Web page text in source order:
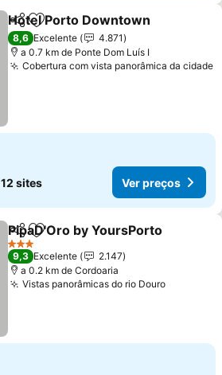
PartilharAdicionar aos favoritos
Hotel Porto Downtown
8,6 Excelente
4.871
a 0.7 km de Ponte Dom Luís I
Cobertura com vista panorâmica da cidade
12 sites Ver preços
PartilharAdicionar aos favoritos
PipaD'Oro by YoursPorto
3 Estrelas
9,3 Excelente
2.147
a 0.2 km de Cordoaria
Vistas panorâmicas do rio Douro